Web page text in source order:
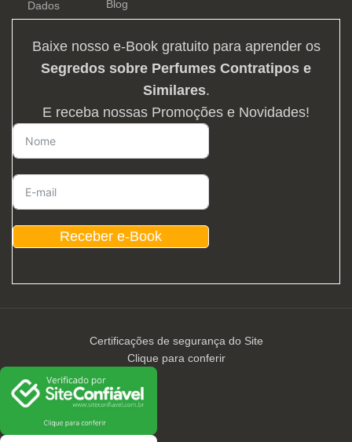
Dados
Blog
Baixe nosso e-Book gratuito para aprender os
Segredos sobre Perfumes Contratipos e
Similares.
E receba nossas Promoções e Novidades!
Receber e-Book
Certificações de segurança do Site
Clique para conferir